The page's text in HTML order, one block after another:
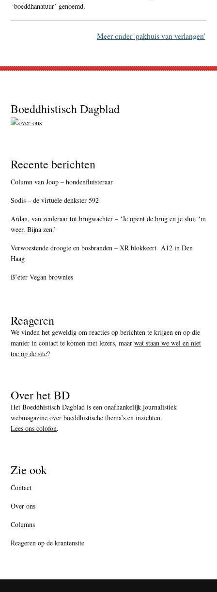
‘boeddhanatuur’ genoemd.
Meer onder 'pakhuis van verlangen'
Footer
Boeddhistisch Dagblad
Recente berichten
Column van Joop – hondenfluisteraar
Sodis – de virtuele denkster 592
Ardan, van zenleraar tot brugwachter – ‘Je opent de brug en je sluit ‘m
weer. Bijna zen.’
Verwoestende droogte en bosbranden – XR blokkeert A12 in Den
Haag
B’eter Vegan brownies
Reageren
We vinden het geweldig om reacties op berichten te krijgen en op die
manier in contact te komen met lezers, maarwat staan we wel en niet
toe op de site?
Over het BD
Het Boeddhistisch Dagblad is een onafhankelijk journalistiek
webmagazine over boeddhistische thema’s en inzichten.
Lees ons colofon.
Zie ook
Contact
Over ons
Columns
Reageren op de krantensite